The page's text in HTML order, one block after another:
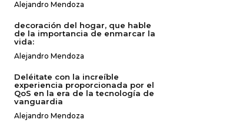
Alejandro Mendoza
decoración del hogar, que hable
de la importancia de enmarcar la
vida:
Alejandro Mendoza
Deléitate con la increíble
experiencia proporcionada por el
QoS en la era de la tecnología de
vanguardia
Alejandro Mendoza